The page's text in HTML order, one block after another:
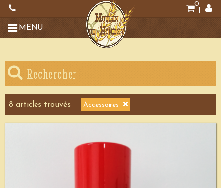
0
MENU
Rechercher
8 articles trouvés Accessoires